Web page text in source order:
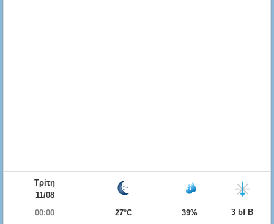
Τρίτη
11/08
00:00
27°C 39% 3 bf Β